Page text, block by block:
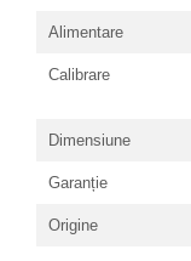
Alimentare
Calibrare
Dimensiune
Garanție
Origine